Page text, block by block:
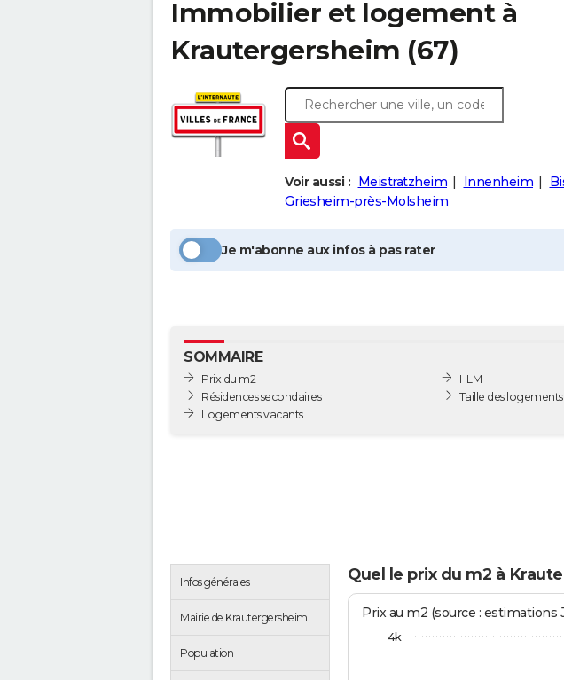
Immobilier et logement à
Krautergersheim (67)
Voir aussi : Meistratzheim Innenheim
Griesheim-près-Molsheim
Je m'abonne aux infos à pas rater
SOMMAIRE
Prix du m2
Résidences secondaires
Logements vacants
HLM
Taille des logements
Infos générales
Mairie de Krautergersheim
Population
Quel le prix du m2 à
Prix au m2 (source : estimations
4k